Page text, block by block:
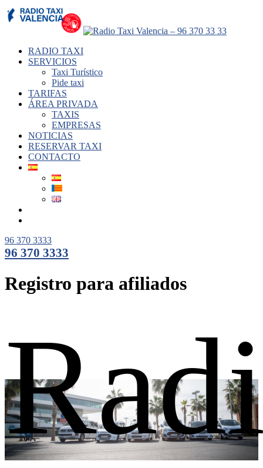
RADIO TAXI
SERVICIOS
Taxi Turístico
Pide taxi
TARIFAS
ÁREA PRIVADA
TAXIS
EMPRESAS
NOTICIAS
RESERVAR TAXI
CONTACTO
96 370 3333
96 370 3333
Registro para afiliados